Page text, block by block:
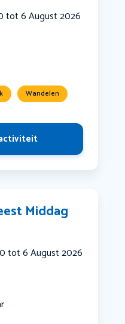
tot 6 August 2026
Wandelen
Middag
tot 6 August 2026